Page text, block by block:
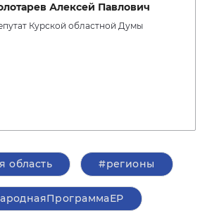
Алексей Павлович
Курской областной Думы
область #регионы